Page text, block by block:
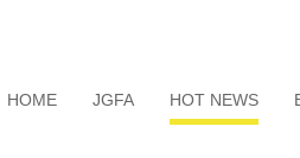
HOME JGFA HOT NEWS